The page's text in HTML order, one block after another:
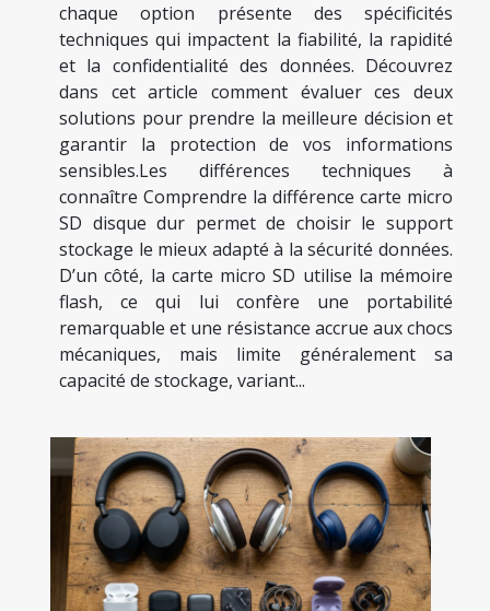
chaque option présente des spécificités
techniques qui impactent la fiabilité, la rapidité
et la confidentialité des données. Découvrez
dans cet article comment évaluer ces deux
solutions pour prendre la meilleure décision et
garantir la protection de vos informations
sensibles.Les différences techniques à
connaître Comprendre la différence carte micro
SD disque dur permet de choisir le support
stockage le mieux adapté à la sécurité données.
D’un côté, la carte micro SD utilise la mémoire
flash, ce qui lui confère une portabilité
remarquable et une résistance accrue aux chocs
mécaniques, mais limite généralement sa
capacité de stockage, variant...